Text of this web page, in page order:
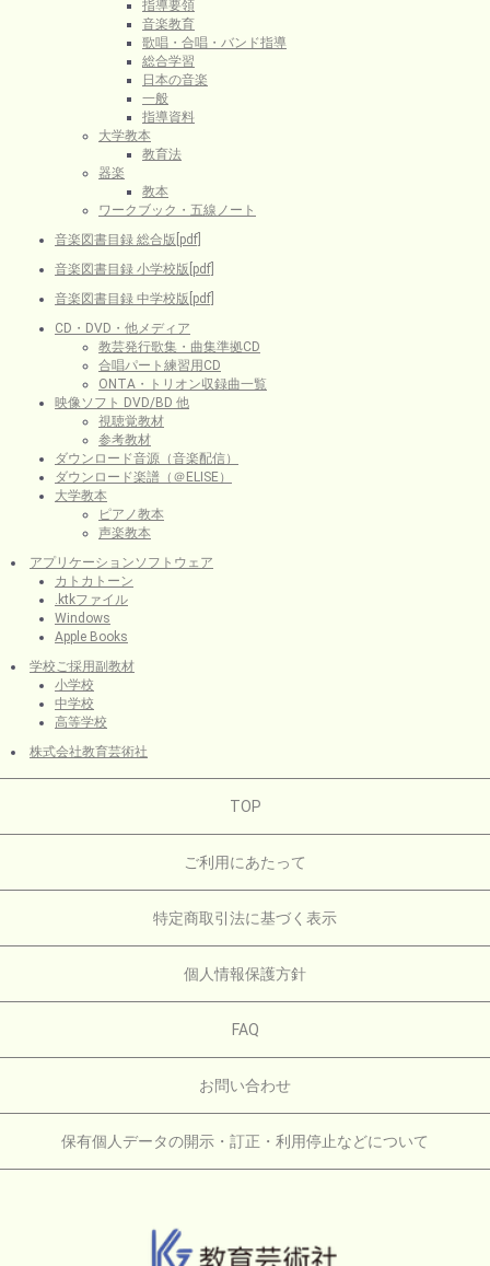
指導要領
音楽教育
歌唱・合唱・バンド指導
総合学習
日本の音楽
一般
指導資料
大学教本
教育法
器楽
教本
ワークブック・五線ノート
音楽図書目録 総合版[pdf]
音楽図書目録 小学校版[pdf]
音楽図書目録 中学校版[pdf]
CD・DVD・他メディア
教芸発行歌集・曲集準拠CD
合唱パート練習用CD
ONTA・トリオン収録曲一覧
映像ソフト DVD/BD 他
視聴覚教材
参考教材
ダウンロード音源（音楽配信）
ダウンロード楽譜（＠ELISE）
大学教本
ピアノ教本
声楽教本
アプリケーションソフトウェア
カトカトーン
.ktkファイル
Windows
Apple Books
学校ご採用副教材
小学校
中学校
高等学校
株式会社教育芸術社
TOP
ご利用にあたって
特定商取引法に基づく表示
個人情報保護方針
FAQ
お問い合わせ
保有個人データの開示・訂正・利用停止などについて